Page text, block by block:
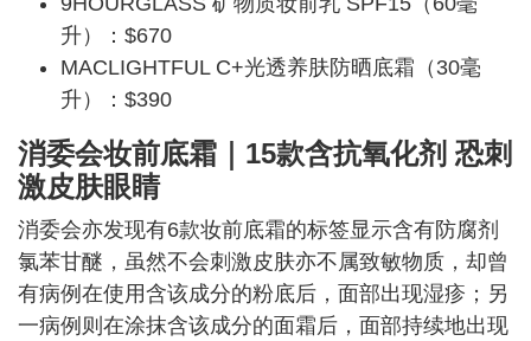
升）：$670
MACLIGHTFUL C+光透养肤防晒底霜（30毫
升）：$390
消委会妆前底霜｜ 15款含抗氧化剂 恐刺
激皮肤眼睛
消委会亦发现有6款妆前底霜的标签显示含有防腐剂
氯苯甘醚，虽然不会刺激皮肤亦不属致敏物质，却曾
有病例在使用含该成分的粉底后，面部出现湿疹；另
一病例则在涂抹含该成分的面霜后，面部持续地出现